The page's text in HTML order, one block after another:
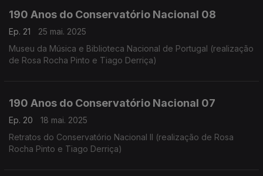
190 Anos do Conservatório Nacional 08
Ep. 21
25 mai. 2025
Museu da Música e Biblioteca Nacional de Portugal (realização
de Rosa Rocha Pinto e Tiago Derriça)
190 Anos do Conservatório Nacional 07
Ep. 20
18 mai. 2025
Retratos do Conservatório Nacional II (realização de Rosa
Rocha Pinto e Tiago Derriça)